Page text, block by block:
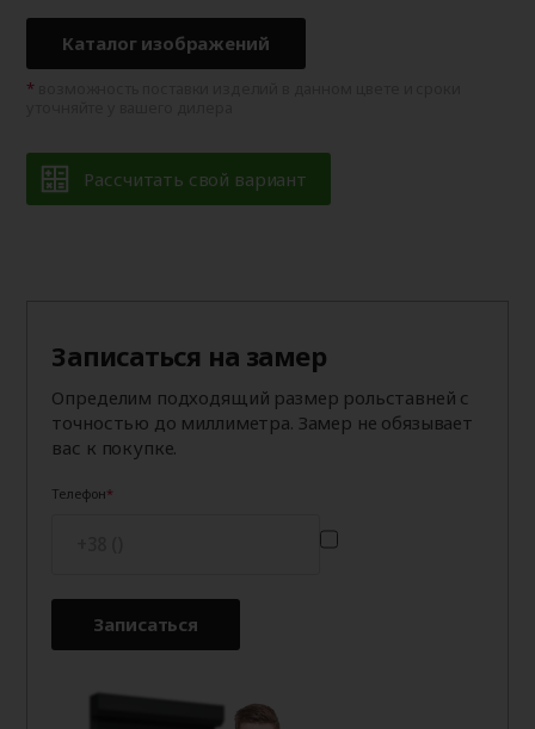
Каталог изображений
Рассчитать свой вариант
Записаться на замер
Определим подходящий размер рольставней с
точностью до миллиметра. Замер не обязывает
вас к покупке.
Телефон
Записаться